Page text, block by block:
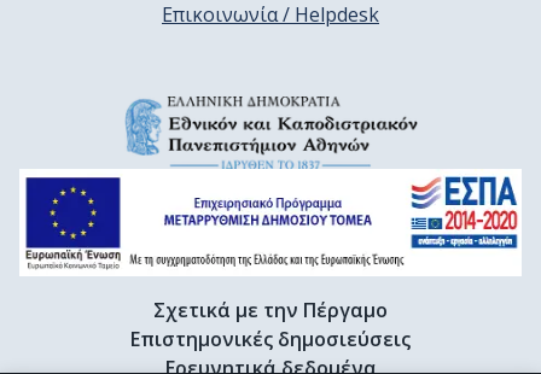
Επικοινωνία / Helpdesk
Σχετικά με την Πέργαμο
Επιστημονικές δημοσιεύσεις
Ερευνητικά δεδομένα